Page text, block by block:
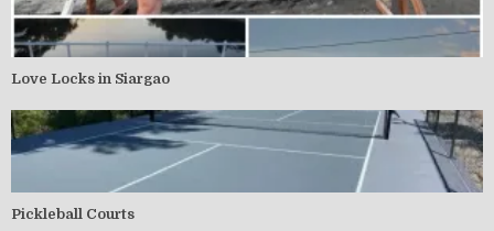
Love Locks in Siargao
Pickleball Courts